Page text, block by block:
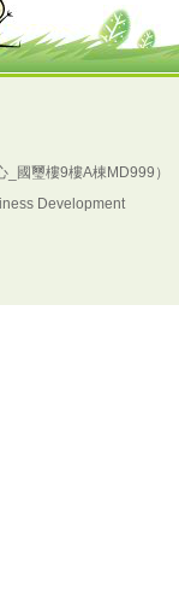
國璽樓9樓A棟MD999）
Development